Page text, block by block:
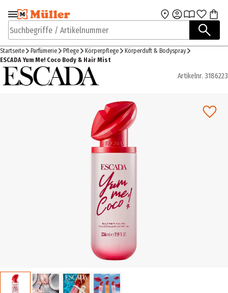
Zur Navigation
springen
Zum Hauptinhalt
Suchbegriffe / Artikelnummer
Startseite Parfümerie Pflege Körperpflege
Körperduft & Bodyspray
ESCADA Yum Me! Coco Body & Hair Mist
Artikelnr. 3186223